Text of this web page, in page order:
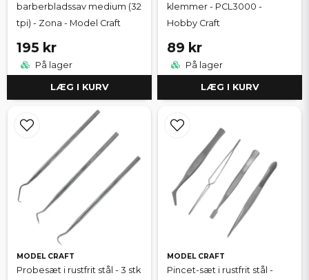
barberbladssav medium (32
tpi) - Zona - Model Craft
195 kr
På lager
LÆG I KURV
klemmer - PCL3000 -
Hobby Craft
89 kr
På lager
LÆG I KURV
MODEL CRAFT
Probesæt i rustfrit stål - 3 stk
MODEL CRAFT
Pincet-sæt i rustfrit stål -